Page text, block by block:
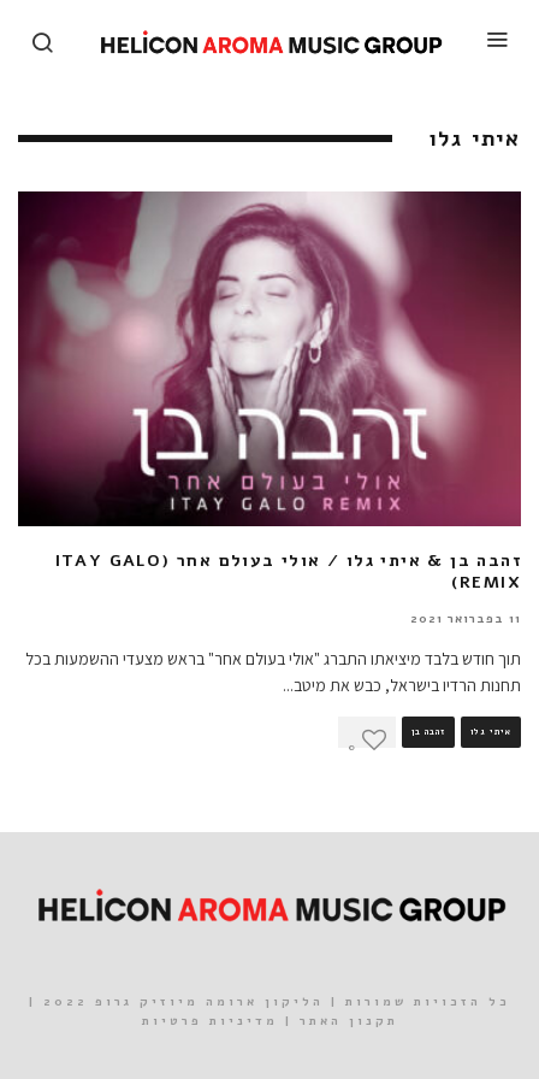
איתי גלו
זהבה בן & איתי גלו / אולי בעולם אחר (ITAY GALO
REMIX)
11 בפברואר 2021
תוך חודש בלבד מיציאתו התברג "אולי בעולם אחר" בראש מצעדי ההשמעות בכל
תחנות הרדיו בישראל, כבש את מיטב...
איתי גלו זהבה בן
0
כל הזכויות שמורות | הליקון ארומה מיוזיק גרופ 2022 |
תקנון האתר | מדיניות פרטיות